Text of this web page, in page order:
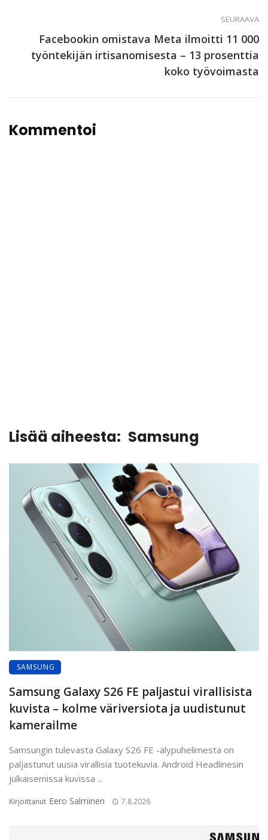
SEURAAVA
Facebookin omistava Meta ilmoitti 11 000
työntekijän irtisanomisesta – 13 prosenttia
koko työvoimasta
Kommentoi
Lisää aiheesta: Samsung
SAMSUNG
Samsung Galaxy S26 FE paljastui virallisista
kuvista – kolme väriversiota ja uudistunut
kamerailme
Samsungin tulevasta Galaxy S26 FE -älypuhelimesta on
paljastunut uusia virallisia tuotekuvia. Android Headlinesin
julkaisemissa kuvissa ...
Kirjoittanut Eero Salminen 7.8.2026